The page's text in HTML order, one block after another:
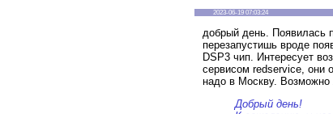
2023-06-19 07:03:24
добрый день. Появилась
перезапустишь вроде
DSP3 чип. Интересует
сервисом redservice, они
надо в Москву.
Добрый день!